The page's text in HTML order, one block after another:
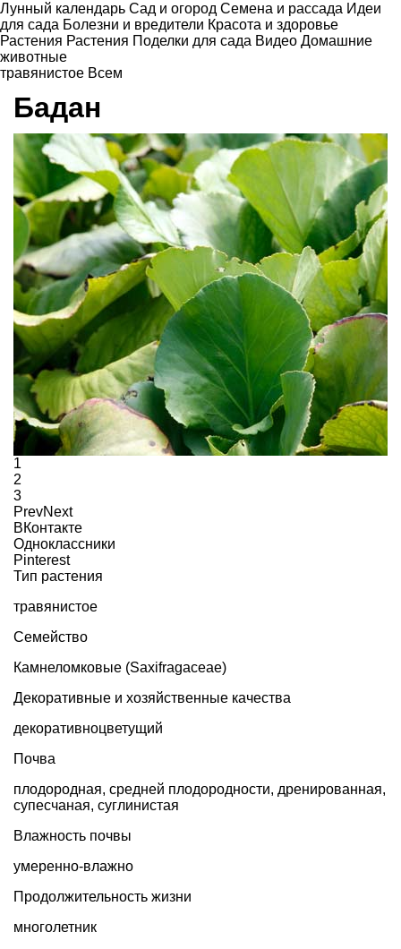
Лунный календарь Сад и огород Семена и рассада Идеи
для сада Болезни и вредители Красота и здоровье
Растения Растения Поделки для сада Видео Домашние
животные
травянистое Всем
Бадан
1
2
3
PrevNext
ВКонтакте
Одноклассники
Pinterest
Тип растения
травянистое
Семейство
Камнеломковые (Saxifragaceae)
Декоративные и хозяйственные качества
декоративноцветущий
Почва
плодородная, средней плодородности, дренированная,
супесчаная, суглинистая
Влажность почвы
умеренно-влажно
Продолжительность жизни
многолетник